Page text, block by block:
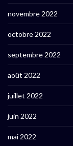
novembre 2022
octobre 2022
septembre 2022
août 2022
juillet 2022
juin 2022
mai 2022